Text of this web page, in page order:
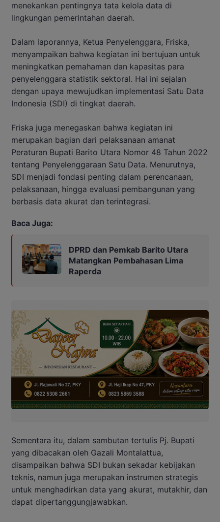
menekankan pentingnya tata kelola data di
lingkungan pemerintahan daerah.
Dalam laporannya, Ketua Penyelenggara, Friska,
menyampaikan bahwa kegiatan ini bertujuan untuk
meningkatkan pemahaman dan kapasitas para
penyelenggara statistik sektoral. Hal ini sejalan
dengan upaya mewujudkan implementasi Satu Data
Indonesia (SDI) di tingkat daerah.
Friska juga menegaskan bahwa kegiatan ini
merupakan bagian dari pelaksanaan amanat
Peraturan Bupati Barito Utara Nomor 48 Tahun 2022
tentang Penyelenggaraan Satu Data. Menurutnya,
SDI menjadi fondasi penting dalam perencanaan,
pelaksanaan, hingga evaluasi pembangunan yang
berbasis data akurat dan terintegrasi.
Baca Juga:
DPRD dan Pemkab Barito Utara
Matangkan Pembahasan Lima
Raperda
Sementara itu, dalam sambutan tertulis Pj. Bupati
yang dibacakan oleh Gazali Montalattua,
disampaikan bahwa SDI bukan sekadar kebijakan
teknis, namun juga merupakan instrumen strategis
untuk menghadirkan data yang akurat, mutakhir, dan
dapat dipertanggungjawabkan.